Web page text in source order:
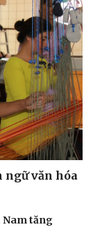
thời sự
đêm khuya
yêu
hồn
ngữ văn hóa
Nam tăng